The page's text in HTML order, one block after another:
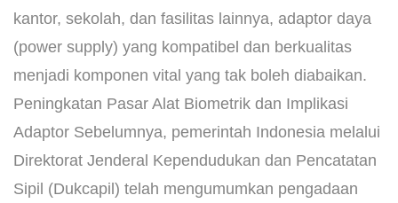
kantor, sekolah, dan fasilitas lainnya, adaptor daya
(power supply) yang kompatibel dan berkualitas
menjadi komponen vital yang tak boleh diabaikan.
Peningkatan Pasar Alat Biometrik dan Implikasi
Adaptor Sebelumnya, pemerintah Indonesia melalui
Direktorat Jenderal Kependudukan dan Pencatatan
Sipil (Dukcapil) telah mengumumkan pengadaan